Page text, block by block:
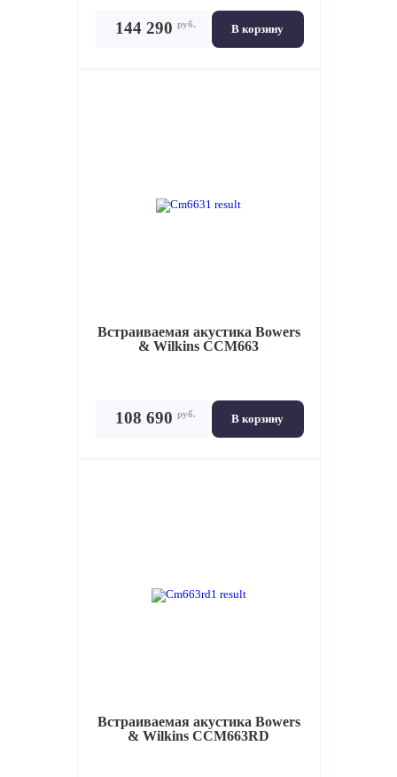
В корзину
144 290 руб.
Встраиваемая акустикаBowers
& Wilkins CCM663
В корзину
108 690 руб.
Встраиваемая акустикаBowers
& Wilkins CCM663RD